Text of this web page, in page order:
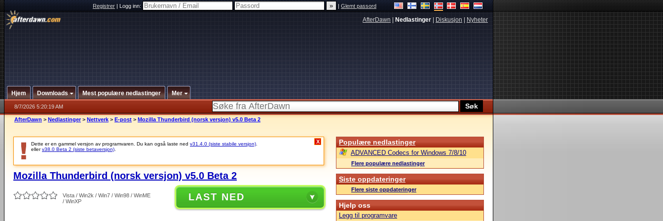
Registrer|Logg inn: |Glemt passord
AfterDawn Nedlastinger Diskusjon Nyheter
Hjem Downloads Mest populære nedlastinger Mer
8/7/2026 5:20:19 AM
AfterDawn > Nedlastinger > Nettverk > E-post > Mozilla Thunderbird (norsk versjon) v5.0 Beta 2
Dette er en gammel versjon av programvaren. Du kan også laste ned v31.4.0 (siste stabile versjon)
ellerv38.0 Beta 2 (siste betaversjon)
X
Mozilla Thunderbird (norsk versjon) v5.0 Beta 2
Vista / Win2k / Win7 / Win98 / WinME
/ WinXP
LAST NED
Populære nedlastinger
ADVANCED Codecs for Windows 7/8/10
Flere populære nedlastinger
Siste oppdateringer
Flere siste oppdateringer
Hjelp oss
Legg til programvare